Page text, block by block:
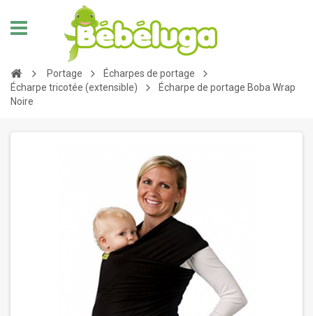
Portage
Écharpes de portage
Écharpe tricotée (extensible)
Écharpe de portage Boba Wrap
Noire